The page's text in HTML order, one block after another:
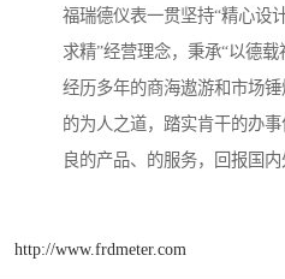
福瑞德仪表一贯坚持“精心设
求精”经营理念，秉承“以德
经历多年的商海遨游和市场
的为人之道，踏实肯干的办
良的产品、的服务，回报国内
http://www.frdmeter.com